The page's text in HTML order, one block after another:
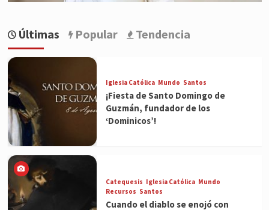
Últimas Popular Tendencia
Iglesia Católica Mundo Santos
¡Fiesta de Santo Domingo de
Guzmán, fundador de los
‘Dominicos’!
Catequesis Iglesia Católica Mundo
Recursos Santos
Cuando el diablo se enojó con